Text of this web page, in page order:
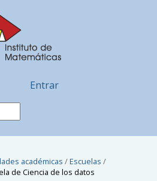
Entrar
académicas /Escuelas /
de Ciencia de los datos